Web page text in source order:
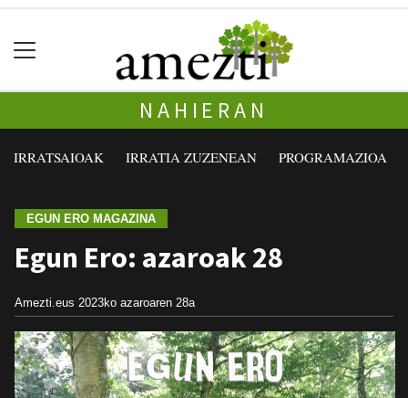
NAHIERAN
IRRATSAIOAK IRRATIA ZUZENEAN PROGRAMAZIOA
EGUN ERO MAGAZINA
Egun Ero: azaroak 28
Amezti.eus 2023ko azaroaren 28a